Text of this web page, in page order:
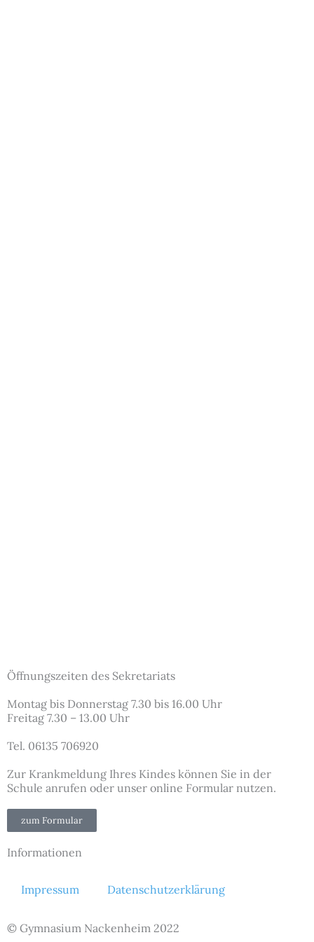
Öffnungszeiten des Sekretariats
Montag bis Donnerstag 7.30 bis 16.00 Uhr
Freitag 7.30 – 13.00 Uhr
Tel. 06135 706920
Zur Krankmeldung Ihres Kindes können Sie in der
Schule anrufen oder unser online Formular nutzen.
zum Formular
Informationen
Impressum Datenschutzerklärung
© Gymnasium Nackenheim 2022